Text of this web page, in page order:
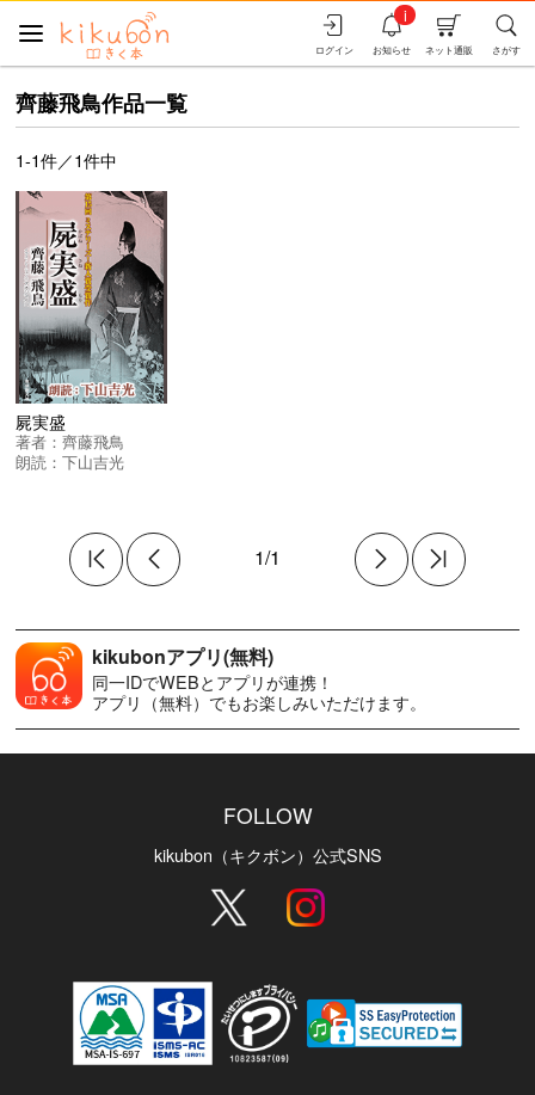
さがす
ネット通販
お知らせ
i
ログイン
齊藤飛鳥作品一覧
1-1件／1件中
屍実盛
著者：齊藤飛鳥
朗読：下山吉光
1/1
kikubonアプリ(無料)
同一IDでWEBとアプリが連携！
アプリ（無料）でもお楽しみいただけます。
FOLLOW
kikubon（キクボン）公式SNS